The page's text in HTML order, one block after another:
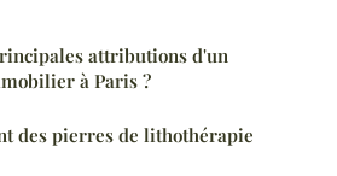
attributions d'un
à Paris ?
des pierres de lithothérapie